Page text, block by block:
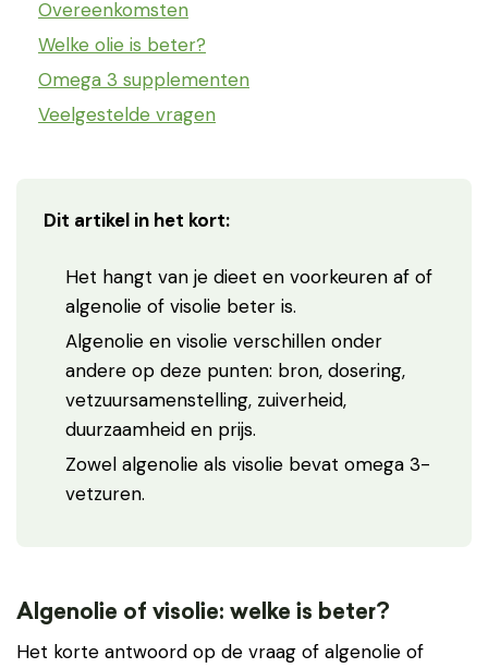
Overeenkomsten
Welke olie is beter?
Omega 3 supplementen
Veelgestelde vragen
Dit artikel in het kort:
Het hangt van je dieet en voorkeuren af of
algenolie of visolie beter is.
Algenolie en visolie verschillen onder
andere op deze punten: bron, dosering,
vetzuursamenstelling, zuiverheid,
duurzaamheid en prijs.
Zowel algenolie als visolie bevat omega 3-
vetzuren.
Algenolie of visolie: welke is beter?
Het korte antwoord op de vraag of algenolie of